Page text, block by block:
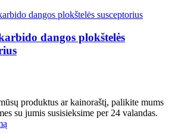
dangos plokštelės
produktus ar kainoraštį, palikite mums
su jumis susisieksime per 24 valandas.